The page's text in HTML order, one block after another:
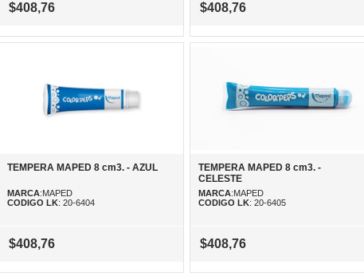
$408,76 $408,76
TEMPERA MAPED 8 cm3. - AZUL
MARCA:MAPED
CODIGO LK: 20-6404
$408,76
TEMPERA MAPED 8 cm3. -
CELESTE
MARCA:MAPED
CODIGO LK: 20-6405
$408,76